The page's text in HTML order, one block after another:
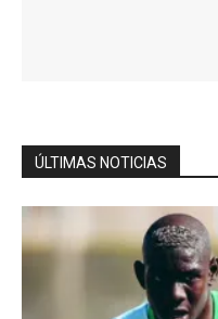
ÚLTIMAS NOTICIAS